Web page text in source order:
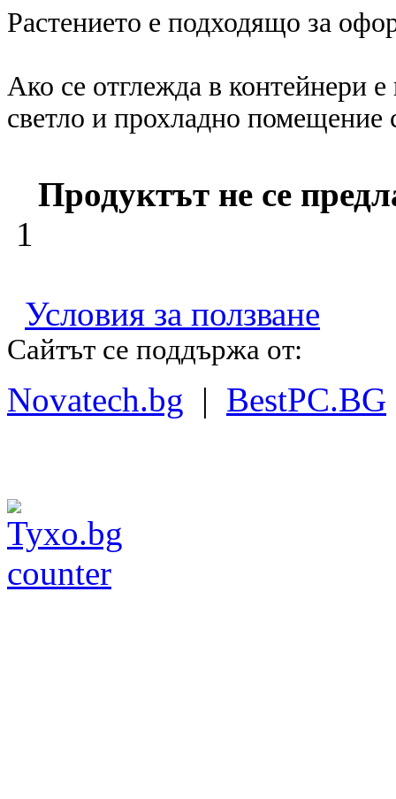
Растението е подходящо за
Ако се отглежда в контейнери
светло и прохладно помещение
Продуктът не се
1
Условия за ползване
Сайтът се поддържа от:
Novatech.bg | BestPC.BG